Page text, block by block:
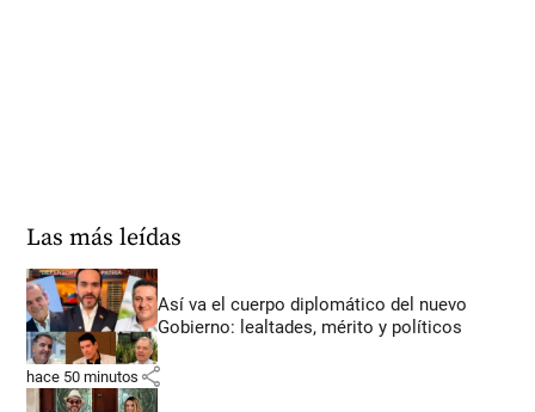
Las más leídas
Así va el cuerpo diplomático del nuevo
Gobierno: lealtades, mérito y políticos
hace 50 minutos share